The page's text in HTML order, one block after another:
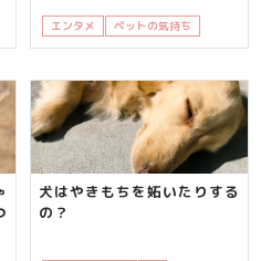
飼い主さんの悩み
エンタメ ペットの気持ち
犬はやきもちを妬いたりする
の？